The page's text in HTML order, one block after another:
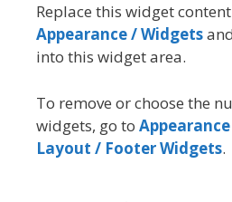
Replace this widget
Appearance / Widgets
into this widget area.
To remove or choose the
widgets, go to
Layout / Footer Widgets.